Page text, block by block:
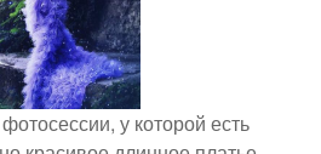
у которой есть